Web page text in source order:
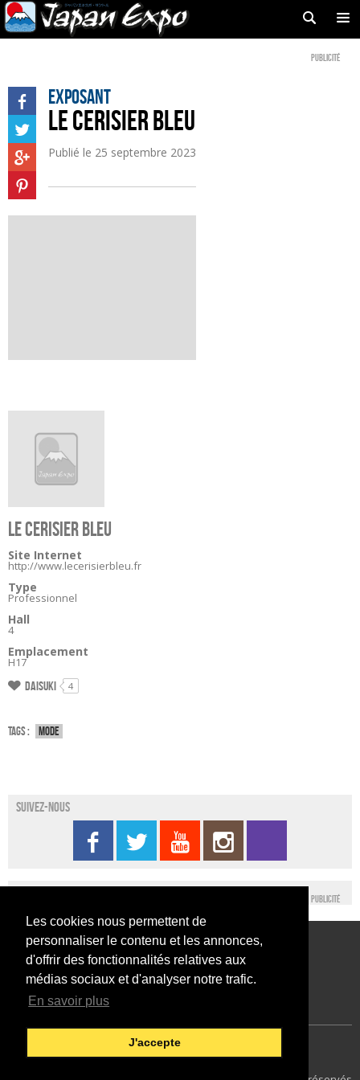
Les cookies nous permettent de
personnaliser le contenu et les annonces,
d'offrir des fonctionnalités relatives aux
médias sociaux et d'analyser notre trafic.
En savoir plus
J'accepte
Publicité
Exposant
LE CERISIER BLEU
Publié le 25 septembre 2023
LE CERISIER BLEU
Site Internet
http://www.lecerisierbleu.fr
Type
Professionnel
Hall
4
Emplacement
H17
Daisuki 4
Tags : Mode
Suivez-nous
Publicité
Conditions générales d’utilisation
Nous contacter
Conditions générales de vente
Mentions légales